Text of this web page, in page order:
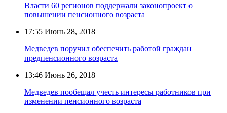
Власти 60 регионов поддержали законопроект о
повышении пенсионного возраста
17:55 Июнь 28, 2018
Медведев поручил обеспечить работой граждан
предпенсионного возраста
13:46 Июнь 26, 2018
Медведев пообещал учесть интересы работников при
изменении пенсионного возраста